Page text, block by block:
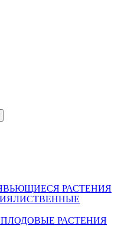
ВЬЮЩИЕСЯ РАСТЕНИЯ
ЛИСТВЕННЫЕ
ПЛОДОВЫЕ РАСТЕНИЯ